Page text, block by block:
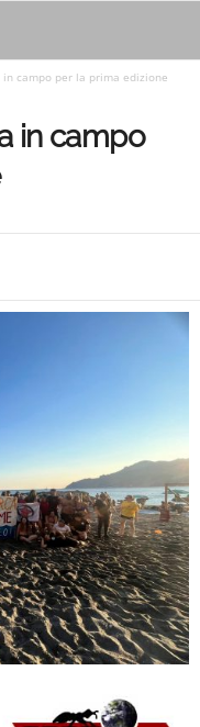
campo per la prima edizione
in campo